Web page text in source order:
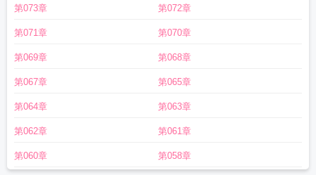
说白衣执甲
白衣为甲 逆行出征
甲是什么意思
白衣执甲的甲是什么意思
处白衣为甲的拼音 白衣为甲拼音
为甲什么意思
白衣为甲怎么读白衣为甲 丹心为矛 不负使命 坚守疫
逆行出征藏蓝为盾 白衣为甲医者仁心出处白衣为甲燕尾为冠什么意思
衣为甲的下一句是什么?
白衣为甲医者仁心是什么意思
话医往无前
第073章 第072章
第071章 第070章
第069章 第068章
第067章 第065章
第064章 第063章
第062章 第061章
第060章 第058章